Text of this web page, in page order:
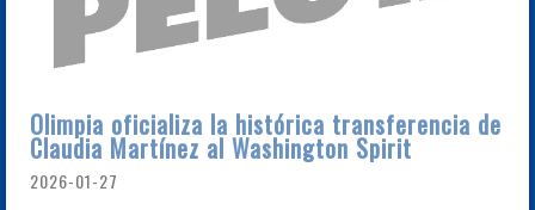
Olimpia oficializa la histórica transferencia de
Claudia Martínez al Washington Spirit
2026-01-27